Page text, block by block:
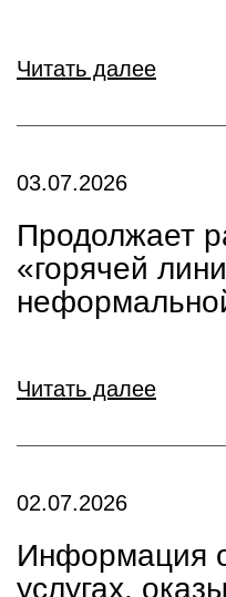
Читать далее
03.07.2026
Продолжает
«горячей
Читать далее
02.07.2026
Информация
услугах,